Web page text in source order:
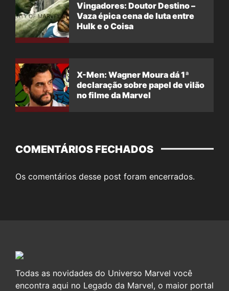
Vingadores: Doutor Destino –
Vaza épica cena de luta entre
Hulk e o Coisa
X-Men: Wagner Moura dá 1ª
declaração sobre papel de vilão
no filme da Marvel
COMENTÁRIOS FECHADOS
Os comentários desse post foram encerrados.
Todas as novidades do Universo Marvel você
encontra aqui no Legado da Marvel, o maior portal